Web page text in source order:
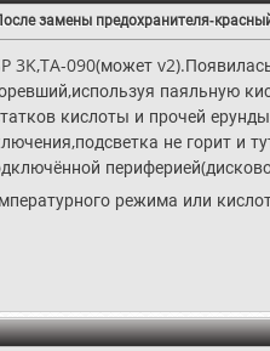
замены предохранителя-
3K,TA-090(может
паяльную
кислоты и прочей
не горит и
режима или